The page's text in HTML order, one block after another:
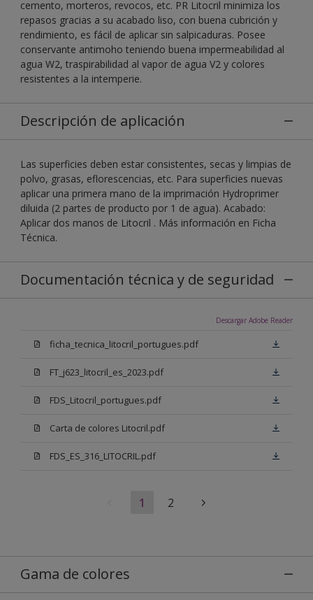
cemento, morteros, revocos, etc. PR Litocril minimiza los
repasos gracias a su acabado liso, con buena cubrición y
rendimiento, es fácil de aplicar sin salpicaduras. Posee
conservante antimoho teniendo buena impermeabilidad al
agua W2, traspirabilidad al vapor de agua V2 y colores
resistentes a la intemperie.
Descripción de aplicación
Las superficies deben estar consistentes, secas y limpias de
polvo, grasas, eflorescencias, etc. Para superficies nuevas
aplicar una primera mano de la imprimación Hydroprimer
diluida (2 partes de producto por 1 de agua). Acabado:
Aplicar dos manos de Litocril . Más información en Ficha
Técnica.
Documentación técnica y de seguridad
Descargar Adobe Reader
ficha_tecnica_litocril_portugues.pdf
FT_j623_litocril_es_2023.pdf
FDS_Litocril_portugues.pdf
Carta de colores Litocril.pdf
FDS_ES_316_LITOCRIL.pdf
1 2
Gama de colores